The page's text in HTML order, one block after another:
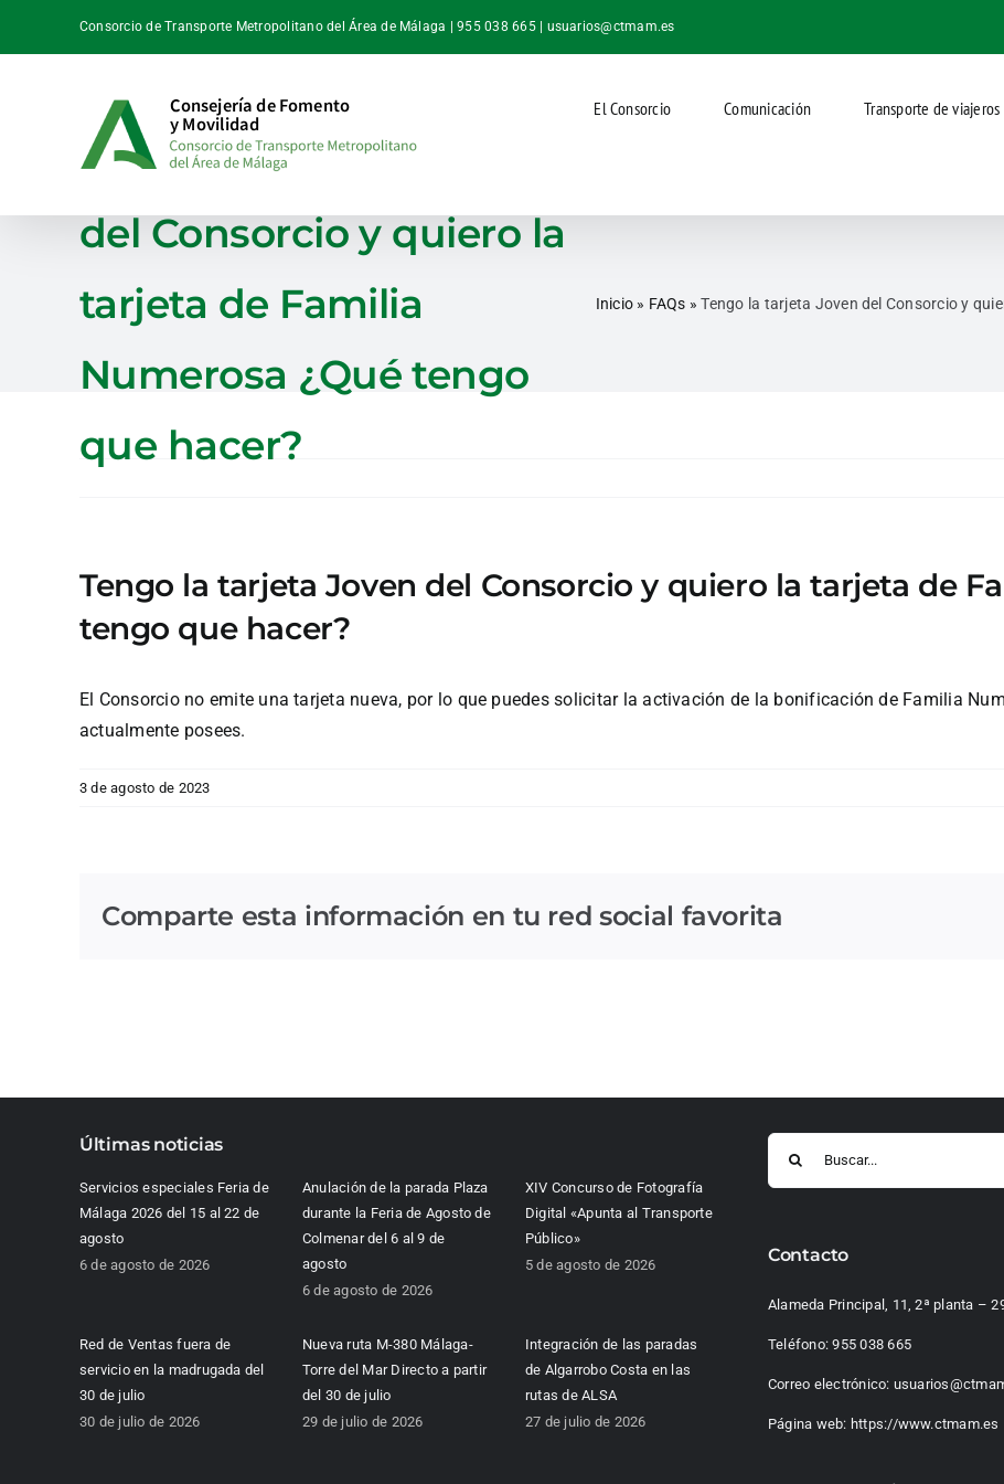
Consorcio de Transporte Metropolitano del Área de Málaga | 955 038 665 | usuarios@ctmam.es
El Consorcio Comunicación Transporte de viajeros
Tengo la tarjeta Joven
del Consorcio y quiero la
tarjeta de Familia
Numerosa ¿Qué tengo
que hacer?
Inicio » FAQs »Tengo la tarjeta Joven del Consorcio y
Tengo la tarjeta Joven del Consorcio y quiero la tarjeta de
tengo que hacer?
El Consorcio no emite una tarjeta nueva, por lo que puedes solicitar la activación de la bonificación de Familia
actualmente posees.
3 de agosto de 2023
Comparte esta información en tu red social favorita
Últimas noticias
Servicios especiales Feria de
Málaga 2026 del 15 al 22 de
agosto
6 de agosto de 2026
Anulación de la parada Plaza
durante la Feria de Agosto de
Colmenar del 6 al 9 de
agosto
6 de agosto de 2026
XIV Concurso de Fotografía
Digital «Apunta al Transporte
Público»
5 de agosto de 2026
Red de Ventas fuera de
servicio en la madrugada del
30 de julio
30 de julio de 2026
Nueva ruta M-380 Málaga-
Torre del Mar Directo a partir
del 30 de julio
29 de julio de 2026
Integración de las paradas
de Algarrobo Costa en las
rutas de ALSA
27 de julio de 2026
Contacto
Alameda Principal, 11, 2ª planta –
Teléfono:955 038 665
Correo electrónico:
Página web: https://www.ctmam.es